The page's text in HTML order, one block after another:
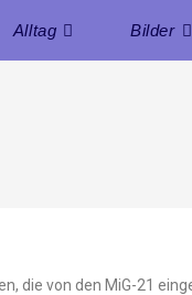
Alltag Bilder
die von den MiG-21